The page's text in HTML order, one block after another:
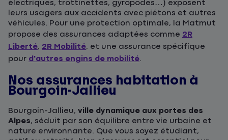
électriques, trottinettes, gyropodes…) exposent
leurs usagers aux accidents avec piétons et autres
véhicules. Pour une protection optimale, la Matmut
propose des assurances adaptées comme 2R
Liberté, 2R Mobilité, et une assurance spécifique
pour d'autres engins de mobilité.
Nos assurances habitation à
Bourgoin-Jallieu
Bourgoin-Jallieu, ville dynamique aux portes des
Alpes, séduit par son équilibre entre vie urbaine et
nature environnante. Que vous soyez étudiant,